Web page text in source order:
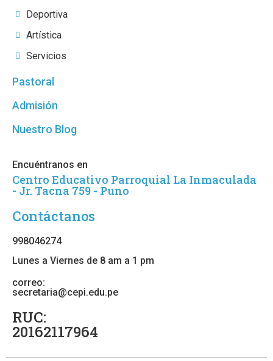
Deportiva
Artística
Servicios
Pastoral
Admisión
Nuestro Blog
Encuéntranos en
Centro Educativo Parroquial La Inmaculada
- Jr. Tacna 759 - Puno
Contáctanos
998046274
Lunes a Viernes de 8 am a 1 pm
correo:
secretaria@cepi.edu.pe
RUC:
20162117964